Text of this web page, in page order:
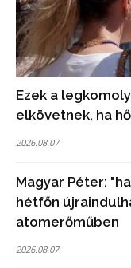
Ezek a
elkövetnek, ha
2026.08.07
Magyar Péter:
hétfőn
atomerőműben
2026.08.07